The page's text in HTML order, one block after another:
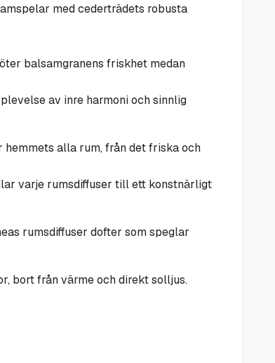
med cederträdets robusta
balsamgranens friskhet medan
av inre harmoni och sinnlig
hemmets alla rum, från det friska och
varje rumsdiffuser till ett konstnärligt
rumsdiffuser dofter som speglar
bort från värme och direkt solljus.